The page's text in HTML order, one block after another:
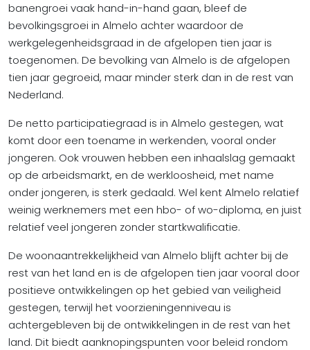
banengroei vaak hand-in-hand gaan, bleef de
bevolkingsgroei in Almelo achter waardoor de
werkgelegenheidsgraad in de afgelopen tien jaar is
toegenomen. De bevolking van Almelo is de afgelopen
tien jaar gegroeid, maar minder sterk dan in de rest van
Nederland.
De netto participatiegraad is in Almelo gestegen, wat
komt door een toename in werkenden, vooral onder
jongeren. Ook vrouwen hebben een inhaalslag gemaakt
op de arbeidsmarkt, en de werkloosheid, met name
onder jongeren, is sterk gedaald. Wel kent Almelo relatief
weinig werknemers met een hbo- of wo-diploma, en juist
relatief veel jongeren zonder startkwalificatie.
De woonaantrekkelijkheid van Almelo blijft achter bij de
rest van het land en is de afgelopen tien jaar vooral door
positieve ontwikkelingen op het gebied van veiligheid
gestegen, terwijl het voorzieningenniveau is
achtergebleven bij de ontwikkelingen in de rest van het
land. Dit biedt aanknopingspunten voor beleid rondom